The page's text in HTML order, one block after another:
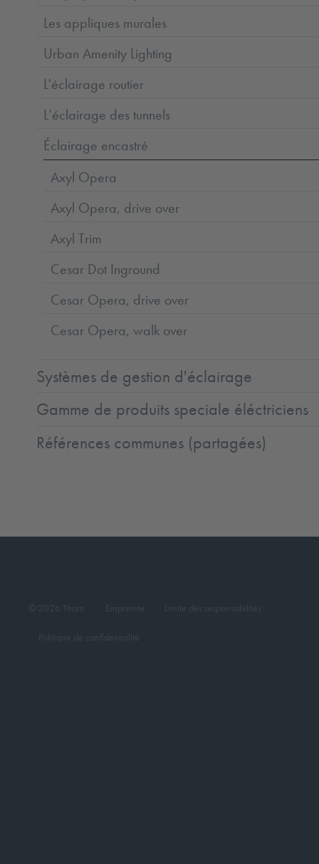
Les appliques murales
Urban Amenity Lighting
L'éclairage routier
L’éclairage des tunnels
Éclairage encastré
Axyl Opera
Axyl Opera, drive over
Axyl Trim
Cesar Dot Inground
Cesar Opera, drive over
Cesar Opera, walk over
Systèmes de gestion d'éclairage
Gamme de produits speciale éléctriciens
Références communes (partagées)